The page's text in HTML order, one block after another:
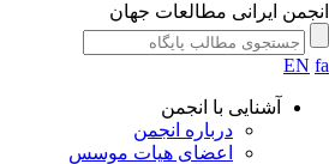
انجمن ایرانی مطالعات جهان
EN fa
آشنایی با انجمن
درباره انجمن
اعضای هیات موسس